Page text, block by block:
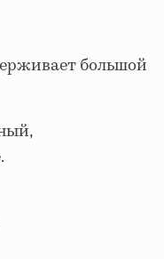
большой